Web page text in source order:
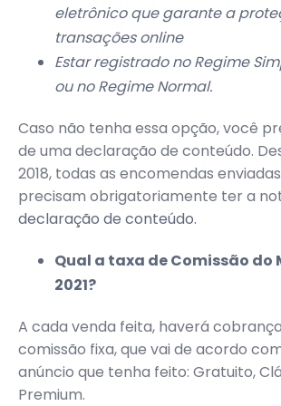
eletrônico que garante a
transações online
Estar registrado no Regime
ou no Regime Normal.
Caso não tenha essa opção, você
de uma declaração de conteúdo.
2018, todas as encomendas
precisam obrigatoriamente ter a
declaração de conteúdo.
Qual a taxa de Comissão do
2021?
A cada venda feita, haverá
comissão fixa, que vai de acordo
anúncio que tenha feito: Gratuito,
Premium.